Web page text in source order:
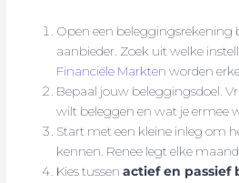
Open een beleggingsrekening
aanbieder. Zoek uit welke
Financiële Markten worden
Bepaal jouw beleggingsdoel.
wilt beleggen en wat je ermee
Start met een kleine inleg om
kennen. Renee legt elke
Kies tussenactief en passief